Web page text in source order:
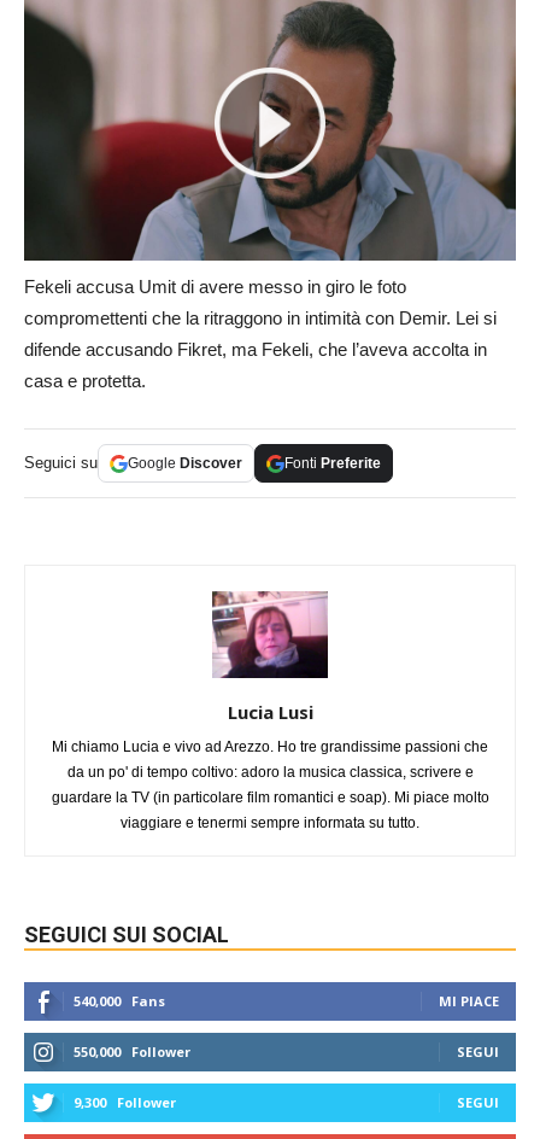
Fekeli accusa Umit di avere messo in giro le foto
compromettenti che la ritraggono in intimità con Demir. Lei si
difende accusando Fikret, ma Fekeli, che l’aveva accolta in
casa e protetta.
Seguici su Google Discover Fonti Preferite
Lucia Lusi
Mi chiamo Lucia e vivo ad Arezzo. Ho tre grandissime passioni che
da un po' di tempo coltivo: adoro la musica classica, scrivere e
guardare la TV (in particolare film romantici e soap). Mi piace molto
viaggiare e tenermi sempre informata su tutto.
SEGUICI SUI SOCIAL
540,000 Fans MI PIACE
550,000 Follower SEGUI
9,300 Follower SEGUI